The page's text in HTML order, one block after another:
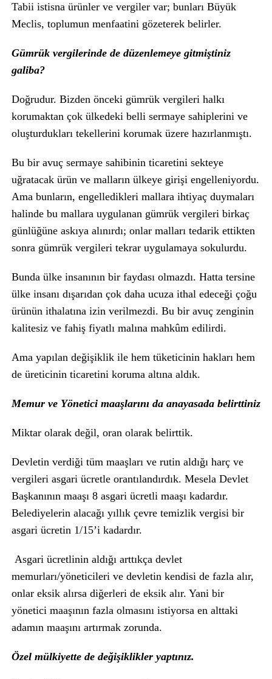
Tabii istisna ürünler ve vergiler var; bunları Büyük
Meclis, toplumun menfaatini gözeterek belirler.
Gümrük vergilerinde de düzenlemeye gitmiştiniz
galiba?
Doğrudur. Bizden önceki gümrük vergileri halkı
korumaktan çok ülkedeki belli sermaye sahiplerini ve
oluşturdukları tekellerini korumak üzere hazırlanmıştı.
Bu bir avuç sermaye sahibinin ticaretini sekteye
uğratacak ürün ve malların ülkeye girişi engelleniyordu.
Ama bunların, engelledikleri mallara ihtiyaç duymaları
halinde bu mallara uygulanan gümrük vergileri birkaç
günlüğüne askıya alınırdı; onlar malları tedarik ettikten
sonra gümrük vergileri tekrar uygulamaya sokulurdu.
Bunda ülke insanının bir faydası olmazdı. Hatta tersine
ülke insanı dışarıdan çok daha ucuza ithal edeceği çoğu
ürünün ithalatına izin verilmezdi. Bu bir avuç zenginin
kalitesiz ve fahiş fiyatlı malına mahkûm edilirdi.
Ama yapılan değişiklik ile hem tüketicinin hakları hem
de üreticinin ticaretini koruma altına aldık.
Memur ve Yönetici maaşlarını da anayasada belirttiniz
Miktar olarak değil, oran olarak belirttik.
Devletin verdiği tüm maaşları ve rutin aldığı harç ve
vergileri asgari ücretle orantılandırdık. Mesela Devlet
Başkanının maaşı 8 asgari ücretli maaşı kadardır.
Belediyelerin alacağı yıllık çevre temizlik vergisi bir
asgari ücretin 1/15’i kadardır.
Asgari ücretlinin aldığı arttıkça devlet
memurları/yöneticileri ve devletin kendisi de fazla alır,
onlar eksik alırsa diğerleri de eksik alır. Yani bir
yönetici maaşının fazla olmasını istiyorsa en alttaki
adamın maaşını artırmak zorunda.
Özel mülkiyette de değişiklikler yaptınız.